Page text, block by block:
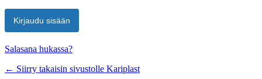
Salasana hukassa?
← Siirry takaisin sivustolle Kariplast